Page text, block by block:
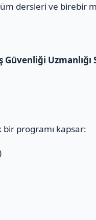
dersleri ve
Güvenliği
bir programı kapsar: